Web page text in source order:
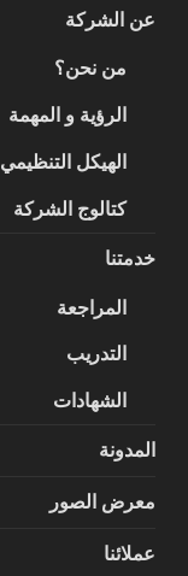
عن الشركة
من نحن؟
الرؤية و المهمة
الهيكل التنظيمي
كتالوج الشركة
خدمتنا
المراجعة
التدريب
الشهادات
المدونة
معرض الصور
عملائنا